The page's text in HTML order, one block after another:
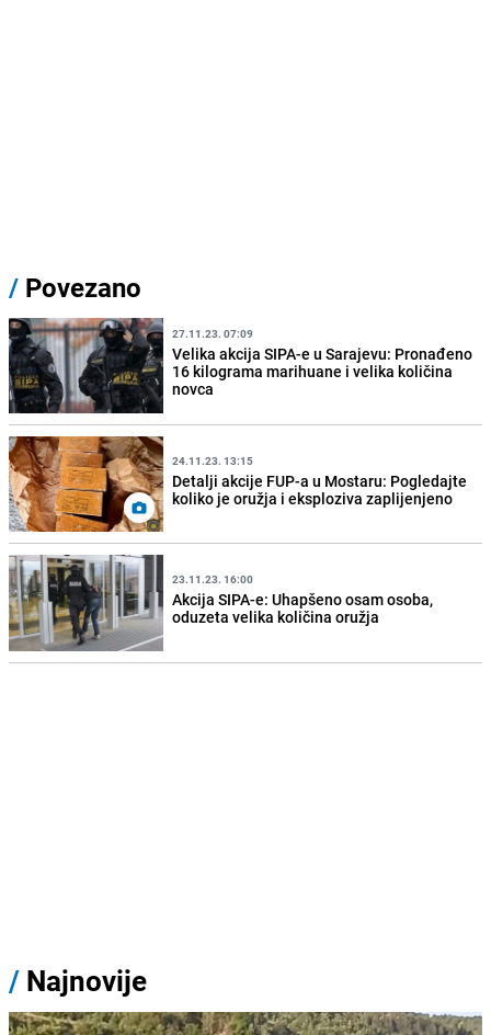
/ Povezano
27.11.23. 07:09
Velika akcija SIPA-e u Sarajevu: Pronađeno
16 kilograma marihuane i velika količina
novca
24.11.23. 13:15
Detalji akcije FUP-a u Mostaru: Pogledajte
koliko je oružja i eksploziva zaplijenjeno
23.11.23. 16:00
Akcija SIPA-e: Uhapšeno osam osoba,
oduzeta velika količina oružja
/ Najnovije